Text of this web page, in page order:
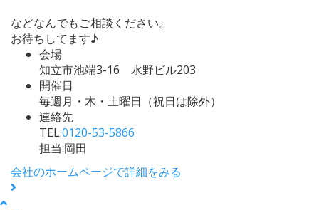
などなんでもご相談ください。
お待ちしてます♪
会場
知立市池端3-16 水野ビル203
開催日
毎週月・木・土曜日（祝日は除外）
連絡先
TEL:0120-53-5866
担当:岡田
会社のホームページで詳細をみる